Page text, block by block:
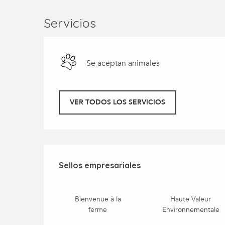
Servicios
Se aceptan animales
VER TODOS LOS SERVICIOS
Oferta de
Sellos empresariales
Sellos empresariales
Bienvenue à la
ferme
Haute Valeur
Environnementale